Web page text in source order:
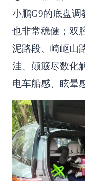
小鹏G9的底盘
也非常稳健；双
泥路段、崎岖山
洼、颠簸尽数化
电车船感、眩晕